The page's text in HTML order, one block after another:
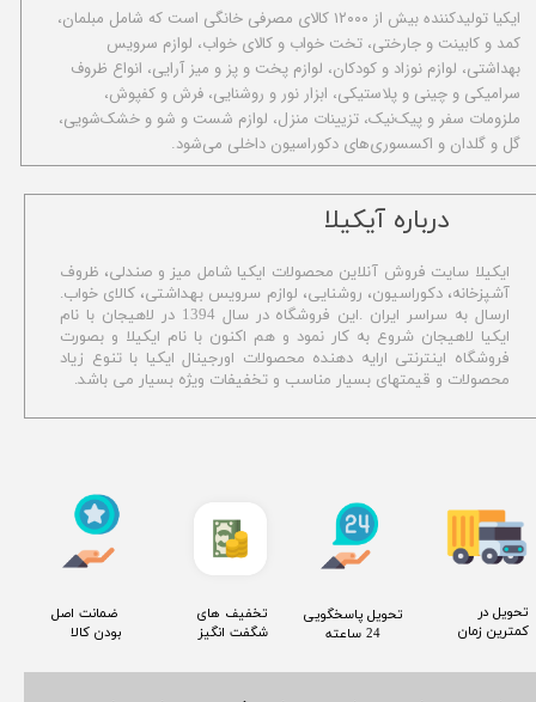
​درباره آیکیلا
ایکیلا سایت فروش آنلاین محصولات ایکیا شامل میز و صندلی، ظروف
آشپزخانه، دکوراسیون، روشنایی، لوازم سرویس بهداشتی، کالای خواب.
ارسال به سراسر ایران .این فروشگاه در سال 1394 در لاهیجان با نام
ایکیا لاهیجان شروع به کار نمود و هم اکنون با نام ایکیلا و بصورت
فروشگاه اینترنتی ارایه دهنده محصولات اورجینال ایکیا با تنوع زیاد
محصولات و قیمتهای بسیار مناسب و تخفیفات ویژه بسیار می باشد.
ا​یکیا تولیدکننده بیش از ۱۲۰۰۰ کالای مصرفی خانگی است که شامل مبلمان،
کمد و کابینت و جارختی، تخت خواب و کالای خواب، لوازم سرویس
بهداشتی، لوازم نوزاد و کودکان، لوازم پخت و پز و میز آرایی، انواع ظروف
سرامیکی و چینی و پلاستیکی، ابزار نور و روشنایی، فرش و کفپوش،
ملزومات سفر و پیک‌نیک، تزیینات منزل، لوازم شست و شو و خشک‌شویی،
گل و گلدان و اکسسوری‌های دکوراسیون داخلی می‌شود.
​تحویل در
کمترین زمان
​تحویل پاسخگویی
24 ساعته
​تخفیف های
شگفت انگیز
​ ضمانت اصل
بودن کالا